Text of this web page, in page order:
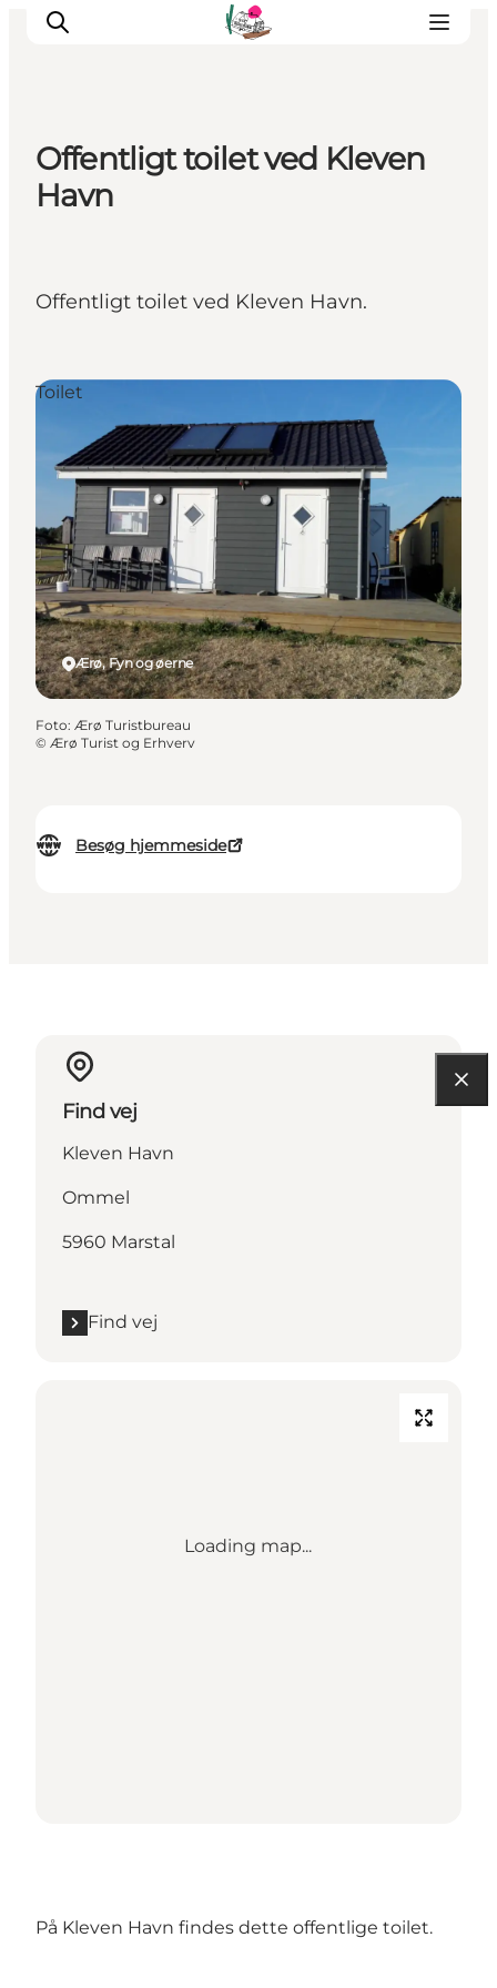
Oplevelser
Det sker
Offentligt toilet ved Kleven
Havn
Offentligt toilet ved Kleven Havn.
Besøg hjemmeside
Ærø, Fyn og øerne
Toilet
Foto: Ærø Turistbureau
© Ærø Turist og Erhverv
Find vej
Kleven Havn
Ommel
5960 Marstal
Find vej
Loading map...
På Kleven Havn findes dette offentlige toilet.